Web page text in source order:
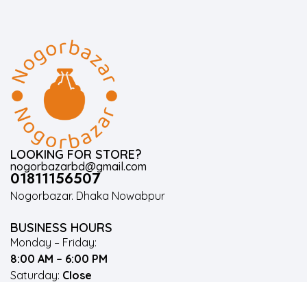
LOOKING FOR STORE?
nogorbazarbd@gmail.com
01811156507
Nogorbazar. Dhaka Nowabpur
BUSINESS HOURS
Monday – Friday:
8:00 AM – 6:00 PM
Saturday: Close